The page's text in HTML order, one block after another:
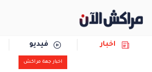
اخبار فيديو
اخبار جهة مراكش